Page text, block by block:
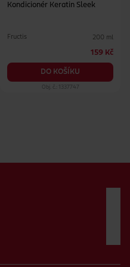
Kondicionér Keratin Sleek
Fructis 200 ml
159 Kč
DO KOŠÍKU
Obj. č.: 1337747